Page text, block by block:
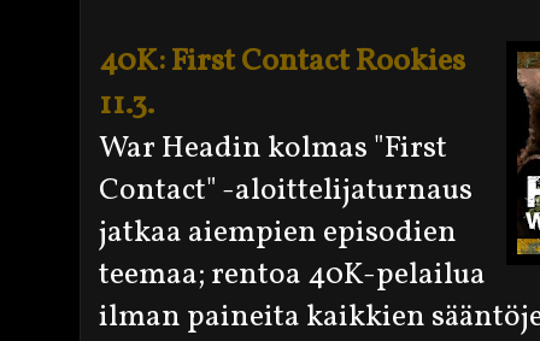
40K: First Contact Rookies
11.3.
War Headin kolmas "First
Contact" -aloittelijaturnaus
jatkaa aiempien episodien
teemaa; rentoa 40K-pelailua
ilman paineita kaikkien